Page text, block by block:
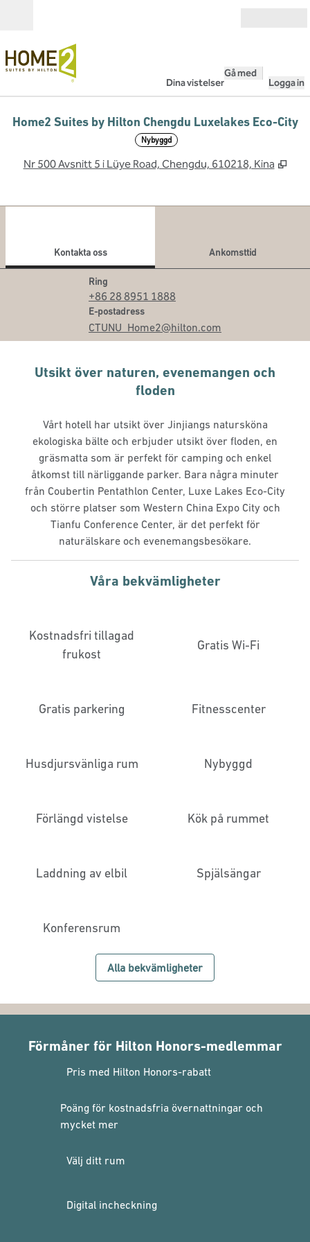
Dina vistelser
Gå med
Logga in
Home2 Suites by Hilton Chengdu Luxelakes Eco-City
Nybyggd
Nr 500 Avsnitt 5 i Lüye Road, Chengdu, 610218, Kina ,
Kontakta oss
Ankomsttid
Ring
Samtal
+86 28 8951 1888
E-postadress
Email
CTUNU_Home2@hilton.com
Utsikt över naturen, evenemangen och
floden
Vårt hotell har utsikt över Jinjiangs natursköna
ekologiska bälte och erbjuder utsikt över floden, en
gräsmatta som är perfekt för camping och enkel
åtkomst till närliggande parker. Bara några minuter
från Coubertin Pentathlon Center, Luxe Lakes Eco-City
och större platser som Western China Expo City och
Tianfu Conference Center, är det perfekt för
naturälskare och evenemangsbesökare.
Våra bekvämligheter
Kostnadsfri tillagad
frukost
Gratis Wi-Fi
Gratis parkering Fitnesscenter
Husdjursvänliga rum Nybyggd
Förlängd vistelse Kök på rummet
Laddning av elbil Spjälsängar
Konferensrum
Alla bekvämligheter
Förmåner för Hilton Honors-medlemmar
Pris med Hilton Honors-rabatt
Poäng för kostnadsfria övernattningar och
mycket mer
Välj ditt rum
Digital incheckning